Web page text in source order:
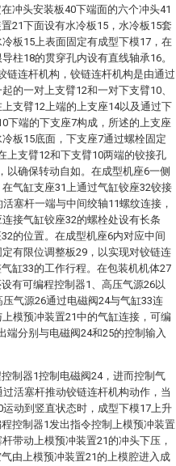
冲头安装板40下端面的六个冲头41
21下面设有水冷板15，水冷板15套
板15上表面固定有成型下模17，在
柱18的贯穿孔内设有直线轴承16。
链连杆机构，铰链连杆机构是由通过
的一对上支臂12和一对下支臂10、
支臂12上端的上支座14以及通过下
下端的下支座7构成，所述的上支座
板15底面，下支座7通过螺栓固定
上支臂12和下支臂10两端的铰接孔
以确保转动自如。在成型机座6一侧
气缸支座31上通过气缸铰座32铰接
塞杆一端与中间绞轴11螺纹连接，
接气缸铰座32的螺栓处设有长条
的位置。在成型机座6内对应中间
有限位调整板29，以实现对铰链连
缸33的工作行程。在包装机机体27
有可编程控制器1、高压气源26以
气源26通过电磁阀24与气缸33连
模预冲装置21中的气缸连接，可编
端分别与电磁阀24和25的控制输入
制器1控制电磁阀24，进而控制气
活塞杆推动铰链连杆机构动作，当
动到竖直状态时，成型下模17上升
控制器1发出指令控制上模预冲装置
带动上模预冲装置21的冲头下压，
由上模预冲装置21的上模腔进入成